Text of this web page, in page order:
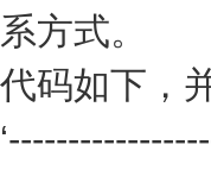
系方式。
代码如下，